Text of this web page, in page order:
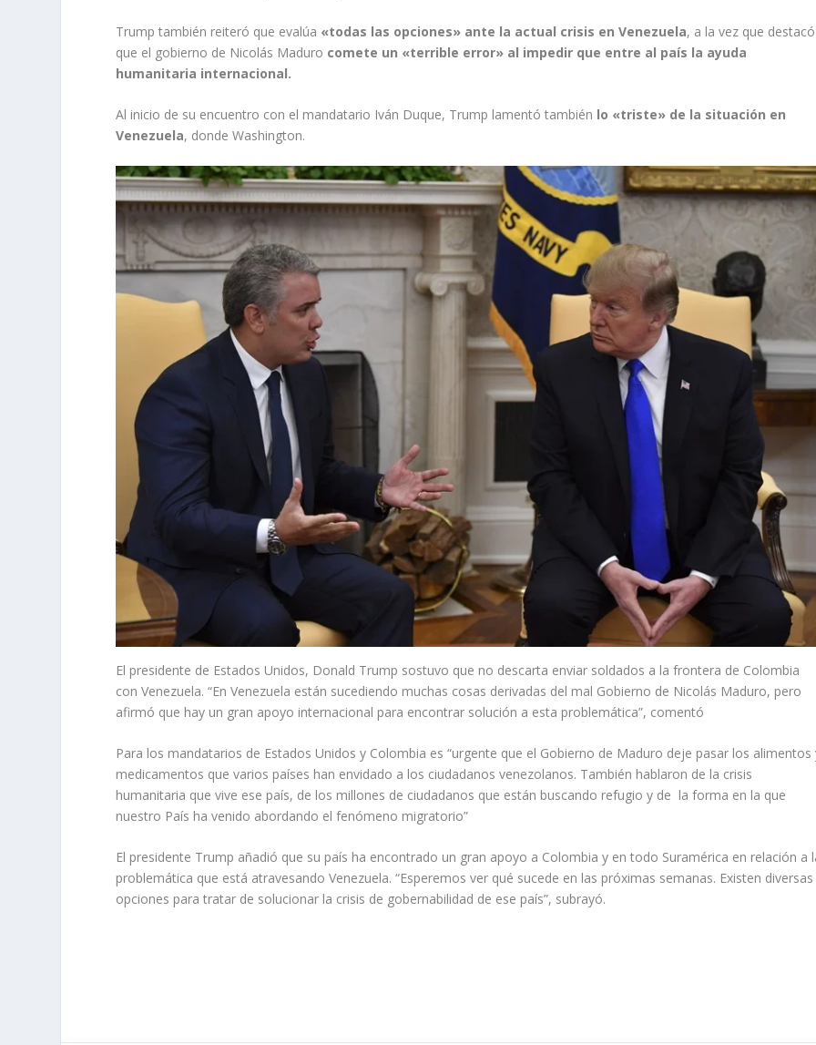
Trump también reiteró que evalúa «todas las opciones» ante la actual crisis en Venezuela, a la vez que destacó
que el gobierno de Nicolás Maduro comete un «terrible error» al impedir que entre al país la ayuda
humanitaria internacional.
Al inicio de su encuentro con el mandatario Iván Duque, Trump lamentó también lo «triste» de la situación en
Venezuela, donde Washington.
El presidente de Estados Unidos, Donald Trump sostuvo que no descarta enviar soldados a la frontera de Colombia
con Venezuela. “En Venezuela están sucediendo muchas cosas derivadas del mal Gobierno de Nicolás Maduro, pero
afirmó que hay un gran apoyo internacional para encontrar solución a esta problemática”, comentó
Para los mandatarios de Estados Unidos y Colombia es “urgente que el Gobierno de Maduro deje pasar los alimentos
medicamentos que varios países han envidado a los ciudadanos venezolanos. También hablaron de la crisis
humanitaria que vive ese país, de los millones de ciudadanos que están buscando refugio y de la forma en la que
nuestro País ha venido abordando el fenómeno migratorio”
El presidente Trump añadió que su país ha encontrado un gran apoyo a Colombia y en todo Suramérica en relación a
problemática que está atravesando Venezuela. “Esperemos ver qué sucede en las próximas semanas. Existen diversas
opciones para tratar de solucionar la crisis de gobernabilidad de ese país”, subrayó.